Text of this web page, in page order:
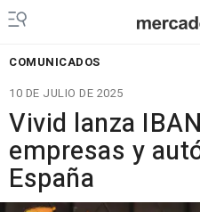
COMUNICADOS
10 DE JULIO DE 2025
Vivid lanza
empresas y
España